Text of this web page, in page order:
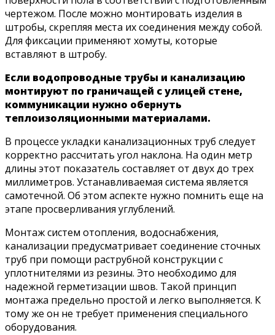
чертежом. После можно монтировать изделия в
штробы, скрепляя места их соединения между собой.
Для фиксации применяют хомуты, которые
вставляют в штробу.
Если водопроводные трубы и канализацию
монтируют по граничащей с улицей стене,
коммуникации нужно обернуть
теплоизоляционными материалами.
В процессе укладки канализационных труб следует
корректно рассчитать угол наклона. На один метр
длины этот показатель составляет от двух до трех
миллиметров. Устанавливаемая система является
самотечной. Об этом аспекте нужно помнить еще на
этапе просверливания углублений.
Монтаж систем отопления, водоснабжения,
канализации предусматривает соединение сточных
труб при помощи раструбной конструкции с
уплотнителями из резины. Это необходимо для
надежной герметизации швов. Такой принцип
монтажа предельно простой и легко выполняется. К
тому же он не требует применения специального
оборудования.